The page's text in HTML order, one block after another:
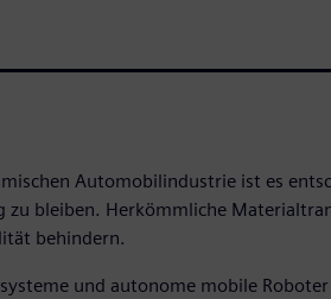
Automobilindustrie ist es
zu bleiben. Herkömmliche
behindern.
und autonome mobile